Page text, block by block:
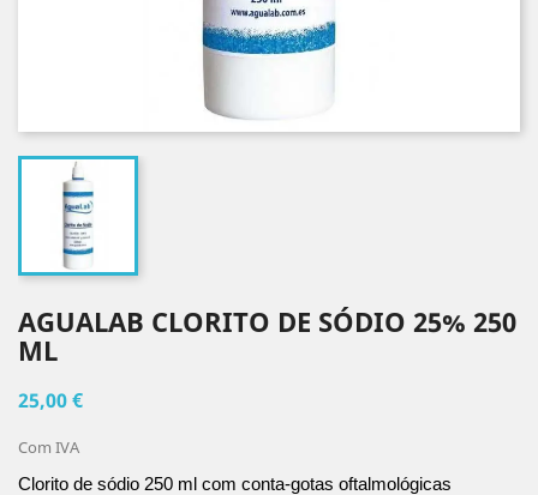
AGUALAB CLORITO DE SÓDIO 25% 250
ML
25,00 €
Com IVA
Clorito de sódio 250 ml com conta-gotas oftalmológicas